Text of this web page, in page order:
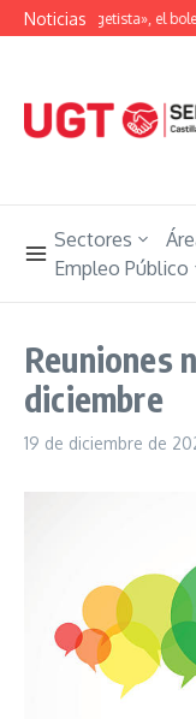
Saltar al contenido
Noticias
«Unión Ugetista», el
Sectores
Empleo Público
Reuniones
diciembre
19 de diciembre de